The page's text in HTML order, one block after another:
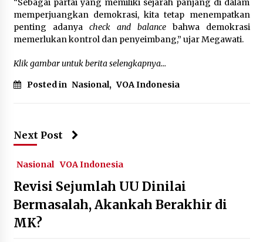
“Sebagai partai yang memiliki sejarah panjang di dalam
memperjuangkan demokrasi, kita tetap menempatkan
penting adanya check and balance bahwa demokrasi
memerlukan kontrol dan penyeimbang,” ujar Megawati.
Klik gambar untuk berita selengkapnya…
Posted in Nasional, VOA Indonesia
Next Post
Nasional VOA Indonesia
Revisi Sejumlah UU Dinilai
Bermasalah, Akankah Berakhir di
MK?